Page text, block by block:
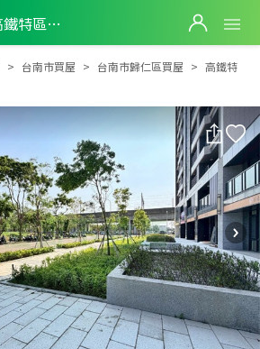
高鐵特區稀有1房1廳2衛雙平車
高鐵特區稀有1房1廳2衛雙平車
台南市買屋 台南市歸仁區買屋
高鐵特